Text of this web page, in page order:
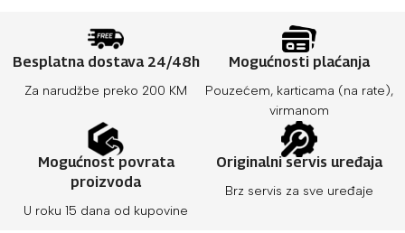
Besplatna dostava 24/48h
Za narudžbe preko 200 KM
Mogućnosti plaćanja
Pouzećem, karticama (na rate),
virmanom
Mogućnost povrata
proizvoda
U roku 15 dana od kupovine
Originalni servis uređaja
Brz servis za sve uređaje